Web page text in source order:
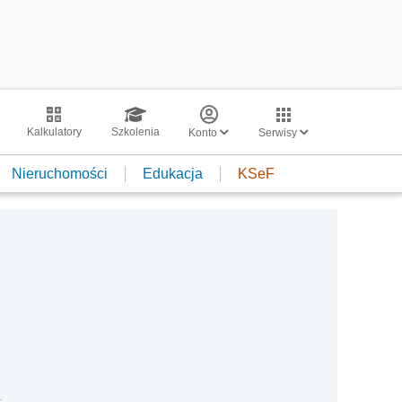
Kalkulatory Szkolenia Konto Serwisy
Nieruchomości Edukacja KSeF